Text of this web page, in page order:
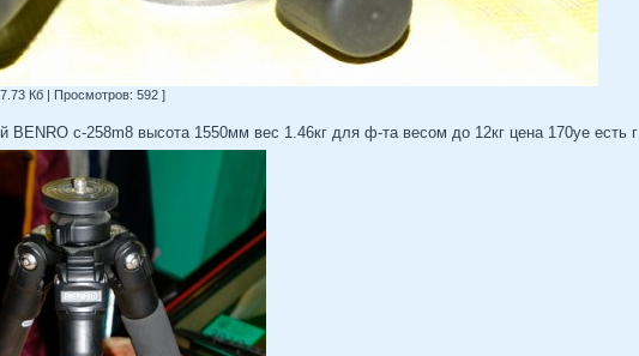
Кб | Просмотров: 592 ]
BENRO c-258m8 высота 1550мм вес 1.46кг для ф-та весом до 12кг цена 170уе есть г